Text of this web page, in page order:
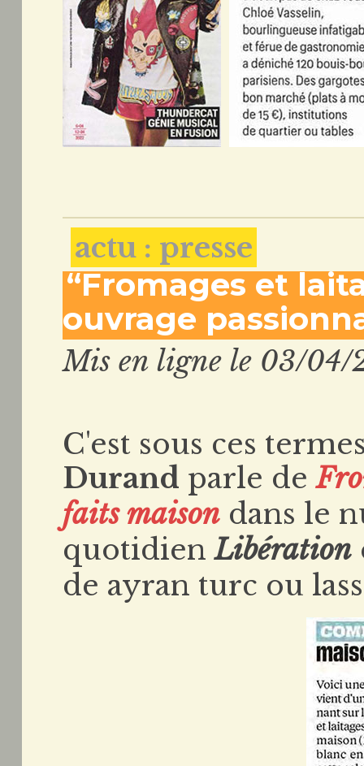
actu : presse
“Fromages et
ouvrage
Mis en ligne le 03/04/
C'est sous ces
Durand parle de
faits maison dans le
quotidienLibération
de ayran turc ou